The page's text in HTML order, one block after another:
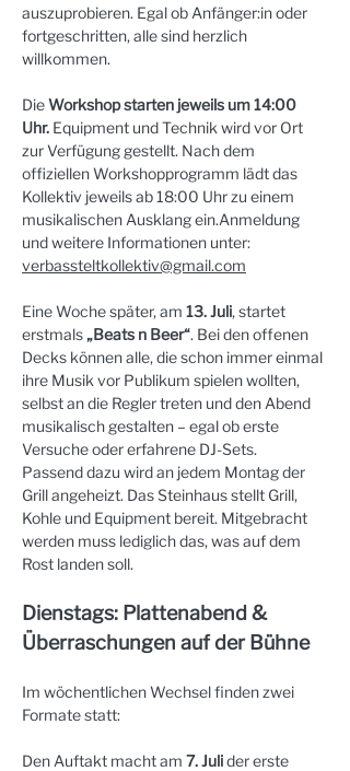
auszuprobieren. Egal ob Anfänger:in oder
fortgeschritten, alle sind herzlich
willkommen.
Die Workshop starten jeweils um 14:00
Uhr. Equipment und Technik wird vor Ort
zur Verfügung gestellt. Nach dem
offiziellen Workshopprogramm lädt das
Kollektiv jeweils ab 18:00 Uhr zu einem
musikalischen Ausklang ein.Anmeldung
und weitere Informationen unter:
verbassteltkollektiv@gmail.com
Eine Woche später, am 13. Juli, startet
erstmals „Beats n Beer“. Bei den offenen
Decks können alle, die schon immer einmal
ihre Musik vor Publikum spielen wollten,
selbst an die Regler treten und den Abend
musikalisch gestalten – egal ob erste
Versuche oder erfahrene DJ-Sets.
Passend dazu wird an jedem Montag der
Grill angeheizt. Das Steinhaus stellt Grill,
Kohle und Equipment bereit. Mitgebracht
werden muss lediglich das, was auf dem
Rost landen soll.
Dienstags: Plattenabend &
Überraschungen auf der Bühne
Im wöchentlichen Wechsel finden zwei
Formate statt:
Den Auftakt macht am 7. Juli der erste